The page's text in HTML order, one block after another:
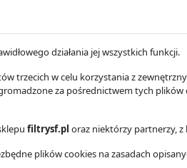
działania jej wszystkich funkcji.
trzecich w celu korzystania z
za pośrednictwem tych
filtrysf.pl oraz niektórzy partnerzy,
plików cookies na zasadach